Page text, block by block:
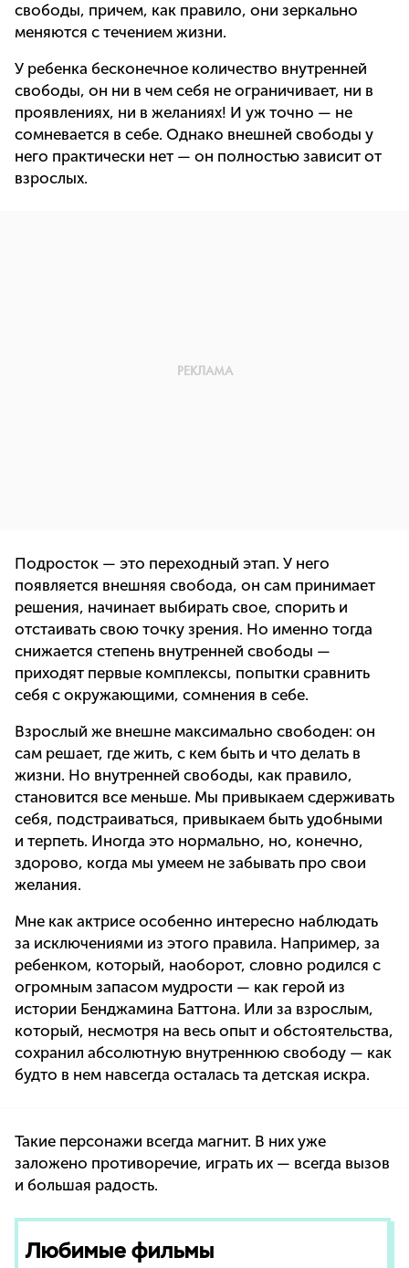
свободы, причем, как правило, они зеркально
меняются с течением жизни.
У ребенка бесконечное количество внутренней
свободы, он ни в чем себя не ограничивает, ни в
проявлениях, ни в желаниях! И уж точно — не
сомневается в себе. Однако внешней свободы у
него практически нет — он полностью зависит от
взрослых.
Подросток — это переходный этап. У него
появляется внешняя свобода, он сам принимает
решения, начинает выбирать свое, спорить и
отстаивать свою точку зрения. Но именно тогда
снижается степень внутренней свободы —
приходят первые комплексы, попытки сравнить
себя с окружающими, сомнения в себе.
Взрослый же внешне максимально свободен: он
сам решает, где жить, с кем быть и что делать в
жизни. Но внутренней свободы, как правило,
становится все меньше. Мы привыкаем сдерживать
себя, подстраиваться, привыкаем быть удобными
и терпеть. Иногда это нормально, но, конечно,
здорово, когда мы умеем не забывать про свои
желания.
Мне как актрисе особенно интересно наблюдать
за исключениями из этого правила. Например, за
ребенком, который, наоборот, словно родился с
огромным запасом мудрости — как герой из
истории Бенджамина Баттона. Или за взрослым,
который, несмотря на весь опыт и обстоятельства,
сохранил абсолютную внутреннюю свободу — как
будто в нем навсегда осталась та детская искра.
Такие персонажи всегда магнит. В них уже
заложено противоречие, играть их — всегда вызов
и большая радость.
Любимые фильмы